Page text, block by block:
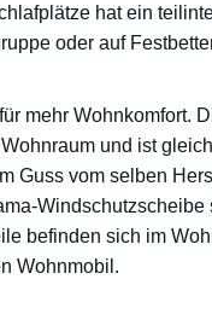
hat ein
oder auf
mehr Wohnkomfort.
und ist
Guss vom selben
Windschutzscheibe
befinden sich im
Wohnmobil.